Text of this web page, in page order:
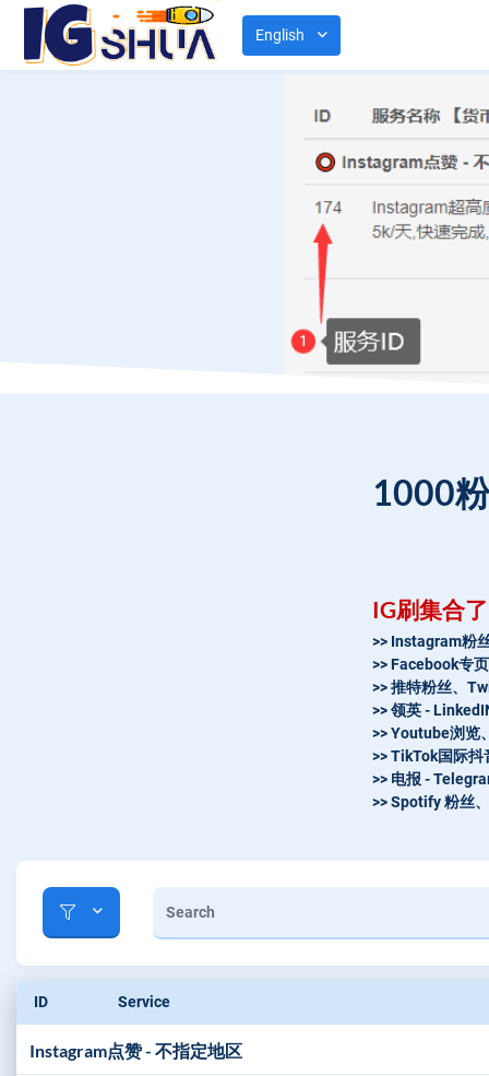
English
1000
IG刷集合
>> Instagram粉
>> Facebook专
>> 推特粉丝、
>> 领英 -
>> Youtube浏览
>> TikTok国际
>> 电报 -
>> Spotify 粉丝
ID Service
Instagram点赞 - 不指定地区